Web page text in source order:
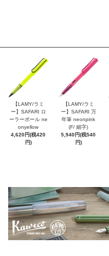
【LAMY/ラミ
ー】SAFARI ロ
ーラーボール ne
onyellow
4,620円(税420
円)
【LAMY/ラミ
ー】SAFARI 万
年筆 neonpink
(F/ 細字)
5,940円(税540
円)